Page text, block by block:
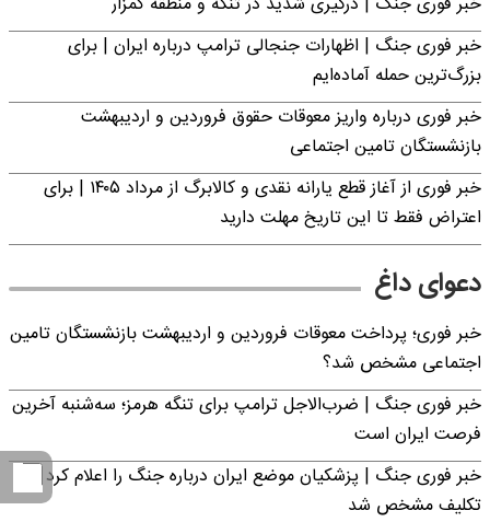
خبر فوری جنگ | اظهارات جنجالی ترامپ درباره ایران | برای
بزرگ‌ترین حمله آماده‌ایم
خبر فوری درباره واریز معوقات حقوق فروردین و اردیبهشت
بازنشستگان تامین اجتماعی
خبر فوری از آغاز قطع یارانه نقدی و کالابرگ از مرداد ۱۴۰۵ | برای
اعتراض فقط تا این تاریخ مهلت دارید
دعوای داغ
خبر فوری؛ پرداخت معوقات فروردین و اردیبهشت بازنشستگان تامین
اجتماعی مشخص شد؟
خبر فوری جنگ | ضرب‌الاجل ترامپ برای تنگه هرمز؛ سه‌شنبه آخرین
فرصت ایران است
خبر فوری جنگ | پزشکیان موضع ایران درباره جنگ را اعلام کرد |
تکلیف مشخص شد